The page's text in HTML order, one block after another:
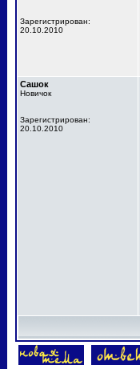
Зарегистрирован:
20.10.2010
Сашок
Новичок
Зарегистрирован:
20.10.2010